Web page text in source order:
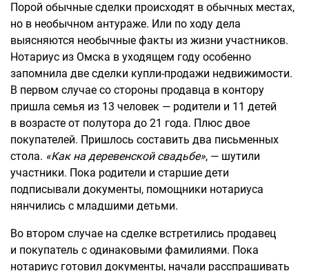
Порой обычные сделки происходят в обычных местах,
но в необычном антураже. Или по ходу дела
выясняются необычные факты из жизни участников.
Нотариус из Омска в уходящем году особенно
запомнила две сделки купли-продажи недвижимости.
В первом случае со стороны продавца в контору
пришла семья из 13 человек — родители и 11 детей
в возрасте от полутора до 21 года. Плюс двое
покупателей. Пришлось составить два письменных
стола. «Как на деревенской свадьбе», — шутили
участники. Пока родители и старшие дети
подписывали документы, помощники нотариуса
нянчились с младшими детьми.
Во втором случае на сделке встретились продавец
и покупатель с одинаковыми фамилиями. Пока
нотариус готовил документы, начали расспрашивать